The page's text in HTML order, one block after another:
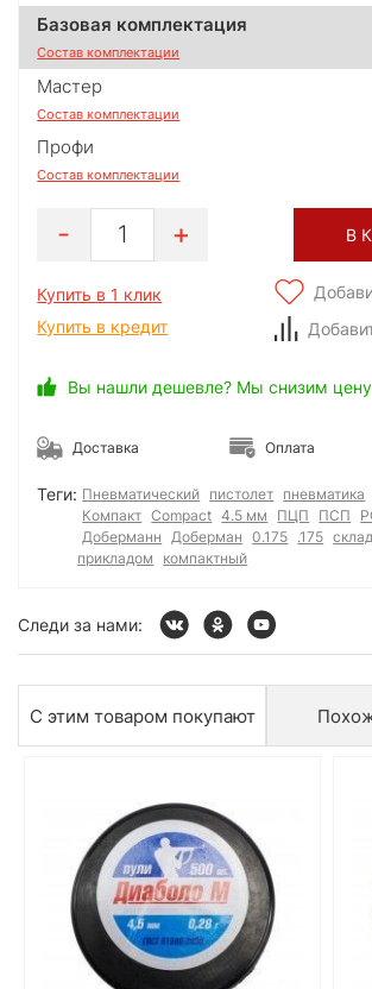
Базовая комплектация
Состав комплектации
Мастер
Состав комплектации
Профи
Состав комплектации
1 В
Купить в 1 клик
Купить в кредит
Вы нашли дешевле? Мы снизим цену
Доставка Оплата
Теги: Пневматический пистолет пневматика
Компакт Compact 4.5 мм ПЦП ПСП
Доберманн
Доберман 0.175 .175
прикладом
компактный
Следи за нами:
С этим товаром покупают